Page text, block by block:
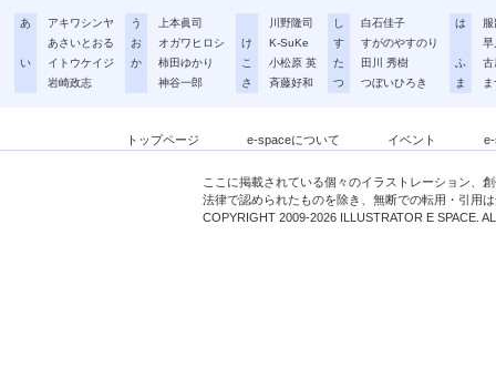
あ
アキワシンヤ
あさいとおる
い
イトウケイジ
岩崎政志
う
上本眞司
お
オガワヒロシ
か
柿田ゆかり
神谷一郎
川野隆司
け
K-SuKe
こ
小松原 英
さ
斉藤好和
し
白石佳子
す
すがのやすのり
た
田川 秀樹
つ
つぼいひろき
は
早
ふ
古
ま
トップページ e-spaceについて イベント
ここに掲載されている個々のイラストレーション、
法律で認められたものを除き、無断での転用・引用
COPYRIGHT 2009-2026 ILLUSTRATOR E SPACE.